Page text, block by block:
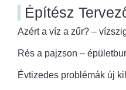
Építész
Azért a víz a zűr? –
Rés a pajzson –
Évtizedes problémák új